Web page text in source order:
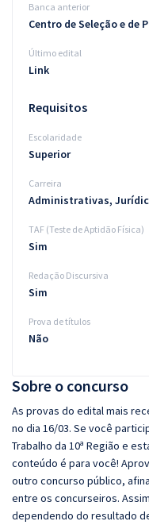
Sobre o concurso
As provas do edital mais
no dia 16/03. Se você
Trabalho da 10ª Região e
conteúdo é para você!
outro concurso público,
entre os concurseiros.
dependendo do resultado
Banca anterior
Centro de Seleção e de
Último edital
Link
Requisitos
Escolaridade
Superior
Carreira
Administrativas,
TAF (Teste de Aptidão Física)
Sim
Redação Discursiva
Sim
Prova de títulos
Não